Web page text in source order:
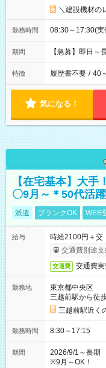
＼建設機材の
勤務時間 08:30～17:30(
期間 【急募】即日
特徴 履歴書不要 / 40
気になる！
【在宅基本】大
〇9月～＊50代活
派遣 ブランクOK WEB
給与
時給2100円＋交
交通費別途支
交通費 交通費実
勤務地
東京都中央区
三越前駅から徒
三越前駅近く
勤務時間 8:30～17:15
期間
2026/9/1～長期
※9月～OK！